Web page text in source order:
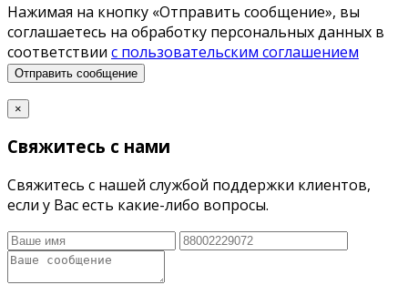
Нажимая на кнопку «Отправить сообщение», вы
соглашаетесь на обработку персональных данных в
соответствии с пользовательским соглашением
Отправить сообщение
×
Свяжитесь с нами
Свяжитесь с нашей службой поддержки клиентов,
если у Вас есть какие-либо вопросы.